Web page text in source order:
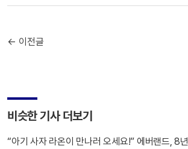
← 이전글
비슷한 기사 더보기
“아기 사자 라온이 만나러 오세요!” 에버랜드, 8년